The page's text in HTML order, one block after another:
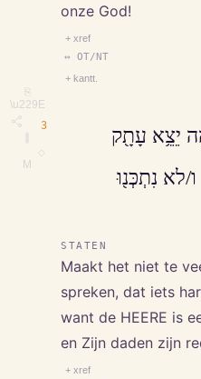
⎘
\u229E
M
onze God!
+ xref
↔ OT/NT
+ kantt.
3
יֵצֵ֥א עָתָ֖ק
לא נִתְכְּנ֖וּ
STATEN
Maakt het niet te
spreken, dat iets
want de HEERE is
en Zijn daden zijn
+ xref